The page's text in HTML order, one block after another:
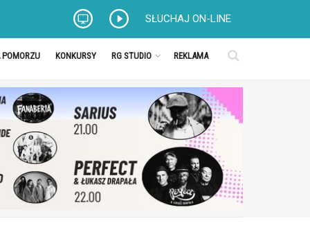
SŁUCHAJ ON-LINE
KONKURSY RG STUDIO REKLAMA